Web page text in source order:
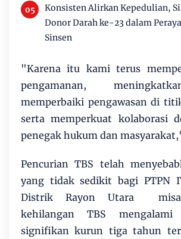
Konsisten Alirkan Kepedulian,
Donor Darah ke-23 dalam
Sinsen
"Karena itu kami terus
pengamanan,
memperbaiki pengawasan di
serta memperkuat kolaborasi
penegak hukum dan
Pencurian TBS telah
yang tidak sedikit bagi PTPN
Distrik Rayon Utara
kehilangan TBS mengalami
signifikan kurun tiga tahun